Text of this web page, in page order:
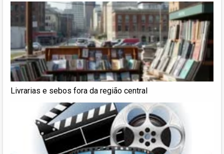
Livrarias e sebos fora da região central